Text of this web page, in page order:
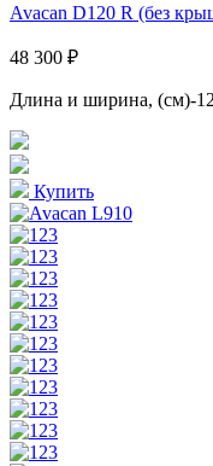
Avacan D120 R (без
48 300 ₽
Длина и ширина, (см)-
Купить